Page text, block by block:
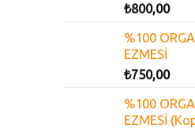
₺800,00
%100
EZMESİ
₺750,00
%100
EZMESİ